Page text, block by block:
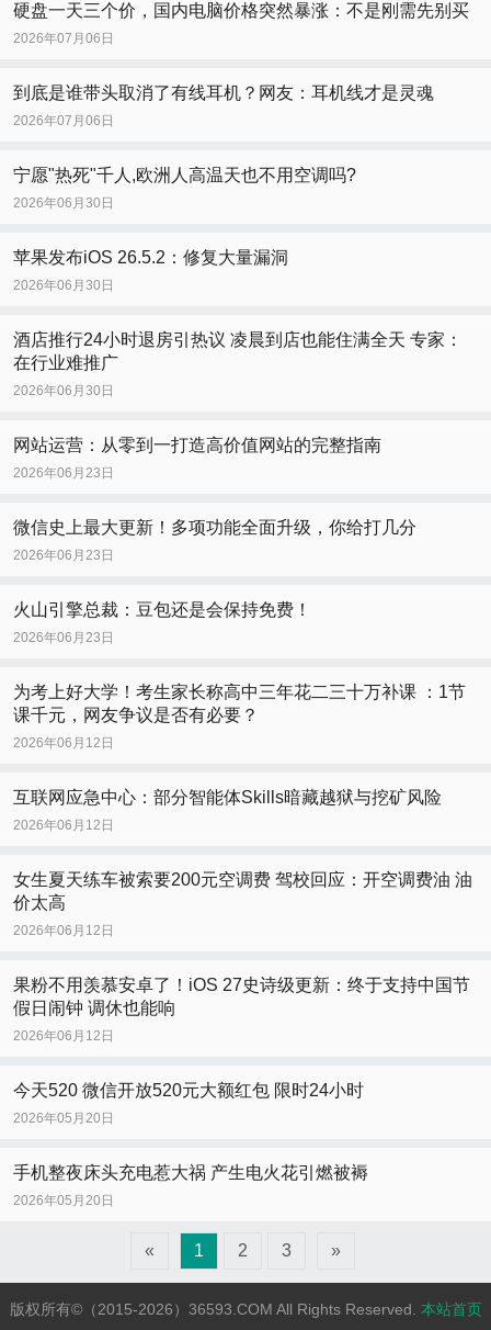
硬盘一天三个价，国内电脑价格突然暴涨：不是刚需先别买
2026年07月06日
到底是谁带头取消了有线耳机？网友：耳机线才是灵魂
2026年07月06日
宁愿"热死"千人,欧洲人高温天也不用空调吗?
2026年06月30日
苹果发布iOS 26.5.2：修复大量漏洞
2026年06月30日
酒店推行24小时退房引热议 凌晨到店也能住满全天 专家：
在行业难推广
2026年06月30日
网站运营：从零到一打造高价值网站的完整指南
2026年06月23日
微信史上最大更新！多项功能全面升级，你给打几分
2026年06月23日
火山引擎总裁：豆包还是会保持免费！
2026年06月23日
为考上好大学！考生家长称高中三年花二三十万补课 ：1节
课千元，网友争议是否有必要？
2026年06月12日
互联网应急中心：部分智能体Skills暗藏越狱与挖矿风险
2026年06月12日
女生夏天练车被索要200元空调费 驾校回应：开空调费油 油
价太高
2026年06月12日
果粉不用羡慕安卓了！iOS 27史诗级更新：终于支持中国节
假日闹钟 调休也能响
2026年06月12日
今天520 微信开放520元大额红包 限时24小时
2026年05月20日
手机整夜床头充电惹大祸 产生电火花引燃被褥
2026年05月20日
« 1 2 3 »
版权所有©（2015-2026）36593.COM All Rights Reserved. 本站首页